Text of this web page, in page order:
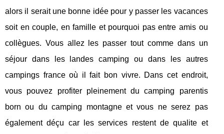
alors il serait une bonne idée pour y passer les vacances
soit en couple, en famille et pourquoi pas entre amis ou
collègues. Vous allez les passer tout comme dans un
séjour dans les landes camping ou dans les autres
campings france où il fait bon vivre. Dans cet endroit,
vous pouvez profiter pleinement du camping parentis
born ou du camping montagne et vous ne serez pas
également déçu car les services restent de qualite et